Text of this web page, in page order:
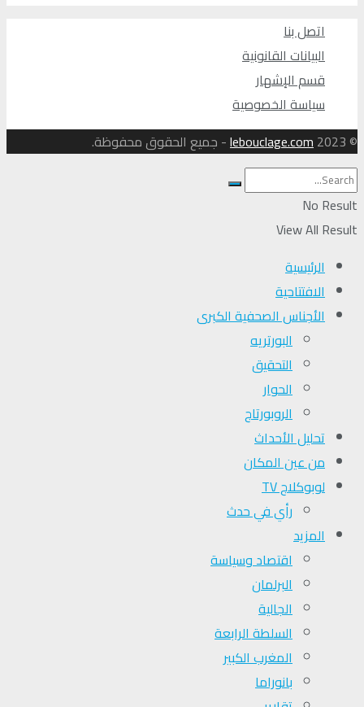
اتصل بنا
البيانات القانونية
قسم الإشهار
سياسة الخصوصية
© 2023
lebouclage.com- جميع الحقوق محفوظة.
No Result
View All Result
الرئيسية
الافتتاحية
الأجناس الصحفية الكبرى
البورتريه
التحقیق
الحوار
الروبورتاج
تحلیل الأحداث
من عين المكان
لوبوكلاج TV
رأي في حدث
المزيد
اقتصاد وسياسة
البرلمان
الجالية
السلطة الرابعة
المغرب الكبير
بانوراما